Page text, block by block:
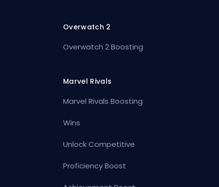
Overwatch 2
Overwatch 2 Boosting
Marvel Rivals
Marvel Rivals Boosting
Wins
Unlock Competitive
Proficiency Boost